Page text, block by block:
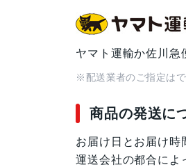
ヤマト運輸か佐川急
※配送業者のご指定はで
商品の発送に
お届け日とお届け時
運送会社の都合によ